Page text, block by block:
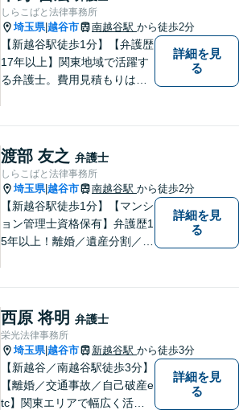
しらこばと法律事務所
埼玉県|越谷市 南越谷駅 から徒歩2分
【新越谷駅徒歩1分】【弁護歴
17年以上】関東地域で活躍す
る弁護士。費用見積もりは無
最短で納得の解決へと導ける
よう尽力いたします。【駐車
場近く】
詳細を見
る
渡部 友之 弁護士
しらこばと法律事務所
埼玉県|越谷市 南越谷駅 から徒歩2分
【新越谷駅徒歩1分】【マンシ
ョン管理士資格保有】弁護歴1
5年以上！離婚／遺産分割／刑
組みます。お困りごとはお気
軽にご相談ください！【法テ
ラス歓迎】
詳細を見
る
西原 将明 弁護士
栄光法律事務所
埼玉県|越谷市 新越谷駅 から徒歩3分
【新越谷／南越谷駅徒歩3分】
【離婚／交通事故／自己破産e
tc】関東エリアで幅広く活躍
詳細を見
る